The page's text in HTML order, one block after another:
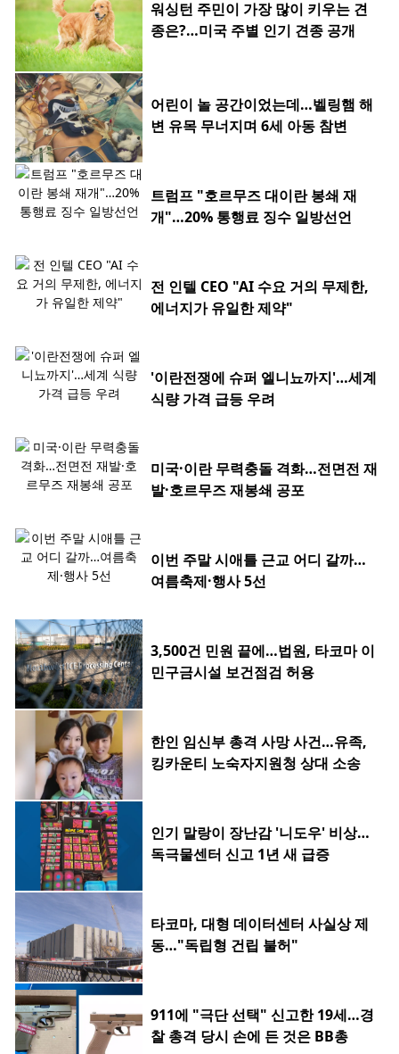
워싱턴 주민이 가장 많이 키우는 견
종은?…미국 주별 인기 견종 공개
어린이 놀 공간이었는데…벨링햄 해
변 유목 무너지며 6세 아동 참변
트럼프 "호르무즈 대이란 봉쇄 재
개"…20% 통행료 징수 일방선언
전 인텔 CEO "AI 수요 거의 무제한,
에너지가 유일한 제약"
'이란전쟁에 슈퍼 엘니뇨까지'…세계
식량 가격 급등 우려
미국·이란 무력충돌 격화…전면전 재
발·호르무즈 재봉쇄 공포
이번 주말 시애틀 근교 어디 갈까…
여름축제·행사 5선
3,500건 민원 끝에…법원, 타코마 이
민구금시설 보건점검 허용
한인 임신부 총격 사망 사건…유족,
킹카운티 노숙자지원청 상대 소송
인기 말랑이 장난감 '니도우' 비상…
독극물센터 신고 1년 새 급증
타코마, 대형 데이터센터 사실상 제
동…"독립형 건립 불허"
911에 "극단 선택" 신고한 19세…경
찰 총격 당시 손에 든 것은 BB총